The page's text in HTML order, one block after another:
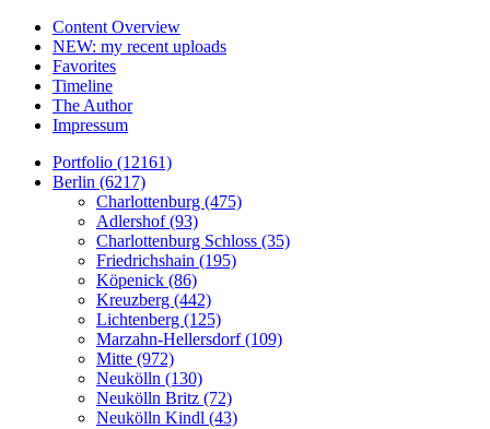
Content Overview
NEW: my recent uploads
Favorites
Timeline
The Author
Impressum
Portfolio (12161)
Berlin (6217)
Charlottenburg (475)
Adlershof (93)
Charlottenburg Schloss (35)
Friedrichshain (195)
Köpenick (86)
Kreuzberg (442)
Lichtenberg (125)
Marzahn-Hellersdorf (109)
Mitte (972)
Neukölln (130)
Neukölln Britz (72)
Neukölln Kindl (43)